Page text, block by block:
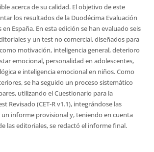
acerca de su calidad. El objetivo de este
los resultados de la Duodécima Evaluación
en España. En esta edición se han evaluado seis
y un test no comercial, diseñados para
motivación, inteligencia general, deterioro
emocional, personalidad en adolescentes,
e inteligencia emocional en niños. Como
se ha seguido un proceso sistemático
utilizando el Cuestionario para la
Revisado (CET-R v1.1), integrándose las
un informe provisional y, teniendo en cuenta
las editoriales, se redactó el informe final.